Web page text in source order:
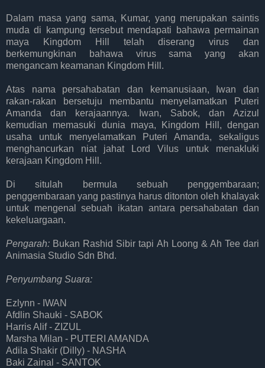
Dalam masa yang sama, Kumar, yang merupakan saintis
muda di kampung tersebut mendapati bahawa permainan
maya Kingdom Hill telah diserang virus dan
berkemungkinan bahawa virus sama yang akan
mengancam keamanan Kingdom Hill.
Atas nama persahabatan dan kemanusiaan, Iwan dan
rakan-rakan bersetuju membantu menyelamatkan Puteri
Amanda dan kerajaannya. Iwan, Sabok, dan Azizul
kemudian memasuki dunia maya, Kingdom Hill, dengan
usaha untuk menyelamatkan Puteri Amanda, sekaligus
menghancurkan niat jahat Lord Vilus untuk menakluki
kerajaan Kingdom Hill.
Di situlah bermula sebuah penggembaraan;
penggembaraan yang pastinya harus ditonton oleh khalayak
untuk mengenal sebuah ikatan antara persahabatan dan
kekeluargaan.
Pengarah: Bukan Rashid Sibir tapi Ah Loong & Ah Tee dari
Animasia Studio Sdn Bhd.
Penyumbang Suara:
Ezlynn - IWAN
Afdlin Shauki - SABOK
Harris Alif - ZIZUL
Marsha Milan - PUTERI AMANDA
Adila Shakir (Dilly) - NASHA
Baki Zainal - SANTOK